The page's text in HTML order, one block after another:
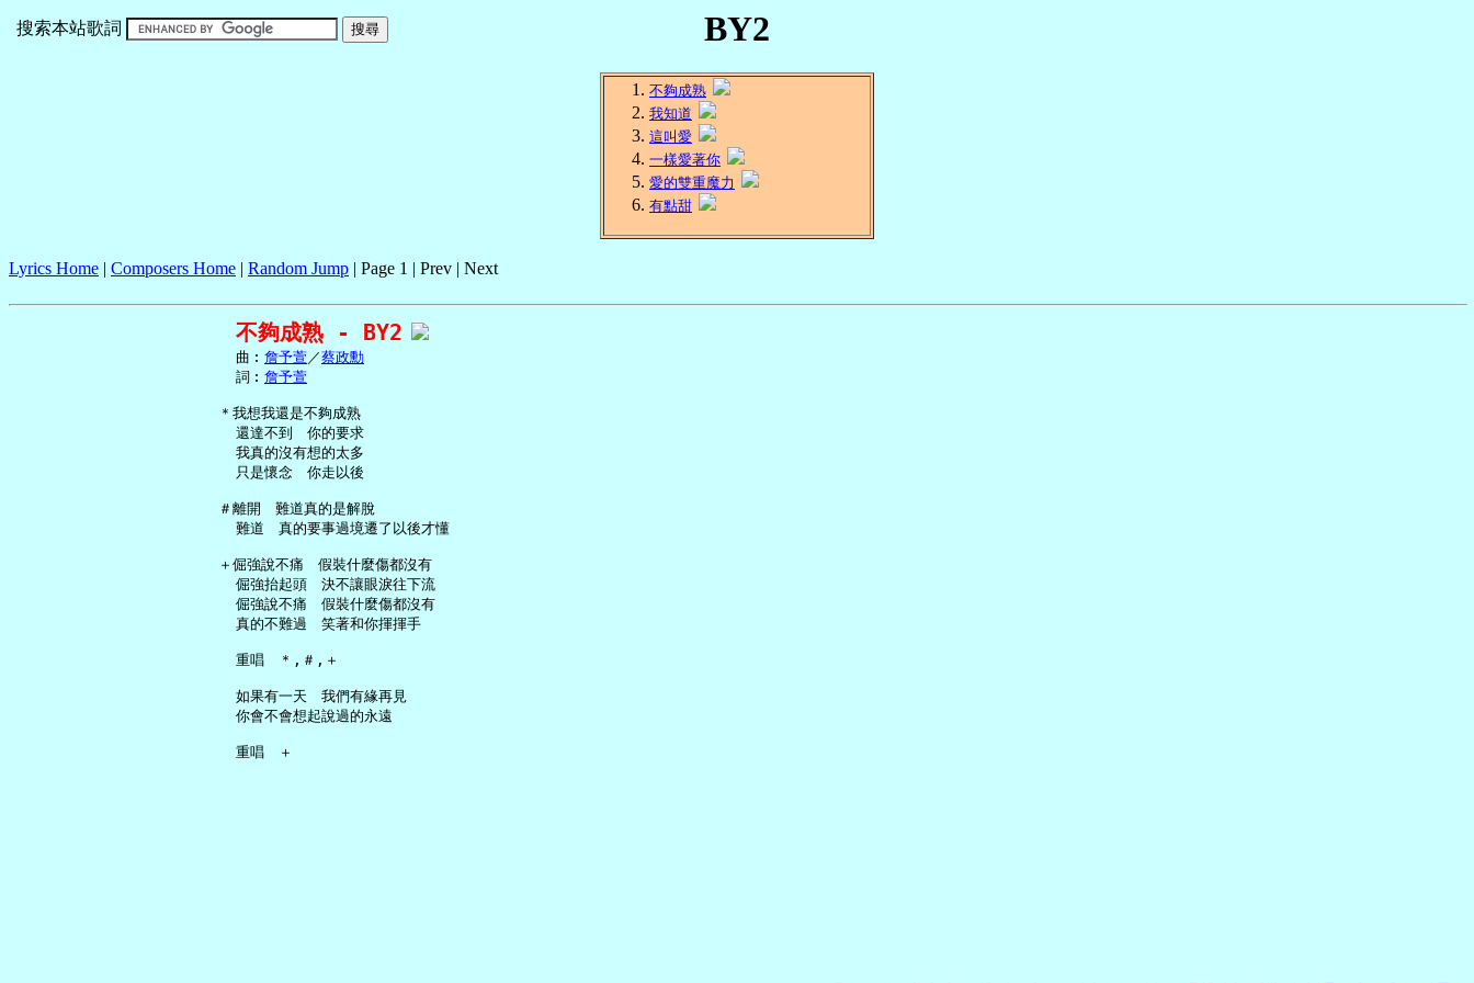
BY2
搜索本站歌詞
不夠成熟
我知道
這叫愛
一樣愛著你
愛的雙重魔力
有點甜
Lyrics Home | Composers Home | Random Jump | Page 1 | Prev | Next
不夠成熟 - BY2
     曲︰
詹予萱／蔡政勳
     詞︰
詹予萱
   ＊我想我還是不夠成熟
     還達不到　你的要求
     我真的沒有想的太多
     只是懷念　你走以後
   ＃離開　難道真的是解脫
     難道　真的要事過境遷了以後才懂
   ＋倔強說不痛　假裝什麼傷都沒有
     倔強抬起頭　決不讓眼淚往下流
     倔強說不痛　假裝什麼傷都沒有
     真的不難過　笑著和你揮揮手
     重唱　＊,＃,＋
     如果有一天　我們有緣再見
     你會不會想起說過的永遠